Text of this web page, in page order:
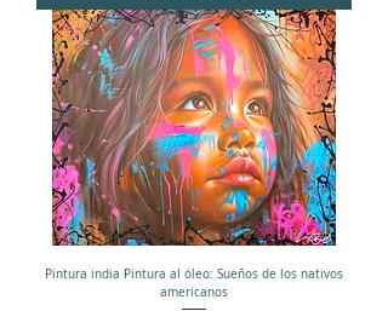
Pintura india Pintura al óleo: Sueños de los nativos
americanos